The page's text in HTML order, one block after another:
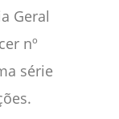
Geral
nº
série